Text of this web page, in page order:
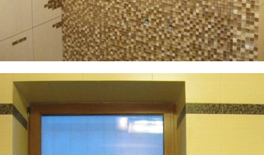
Фотографии плиточных работ, ванная комната в доме